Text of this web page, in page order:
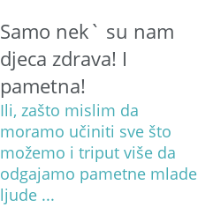
Samo nek` su nam
djeca zdrava! I
pametna!
Ili, zašto mislim da
moramo učiniti sve što
možemo i triput više da
odgajamo pametne mlade
ljude ...